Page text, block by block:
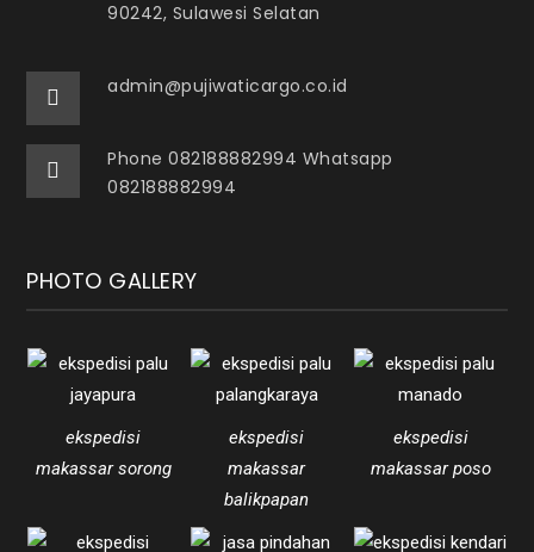
90242, Sulawesi Selatan
admin@pujiwaticargo.co.id
Phone 082188882994 Whatsapp
082188882994
PHOTO GALLERY
ekspedisi
makassar sorong
ekspedisi
makassar
balikpapan
ekspedisi
makassar poso